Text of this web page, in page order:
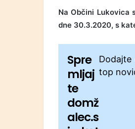
Na Občini Lukovica
dne 30.3.2020, s
Spre
mljaj
te
domž
alec.s
top